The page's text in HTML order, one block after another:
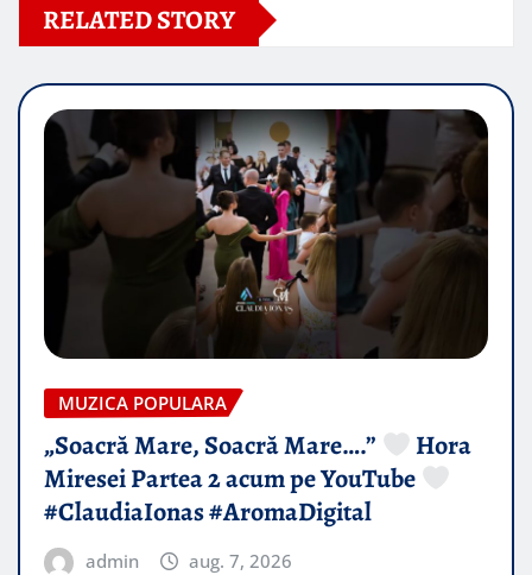
RELATED STORY
MUZICA POPULARA
„Soacră Mare, Soacră Mare….”
Hora
Miresei Partea 2 acum pe YouTube
#ClaudiaIonas #AromaDigital
admin aug. 7, 2026